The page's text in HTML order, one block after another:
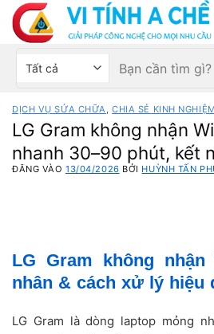
Bỏ
qua
nội
dungChọn
sản
phẩm
Tìm
kiếm:
DỊCH VỤ SỬA CHỮA ,CHIA SẺ KINH NGHIỆM
LG Gram không nhận
nhanh 30–90 phút, kết
ĐĂNG VÀO13/04/2026 BỞI HUỲNH TẤN
LG Gram không nhận
nhân & cách xử lý hiệu
LG Gram là dòng laptop mỏng